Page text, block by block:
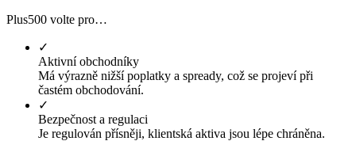
Plus500 volte pro…
✓
Aktivní obchodníky
Má výrazně nižší poplatky a spready, což se projeví při
častém obchodování.
✓
Bezpečnost a regulaci
Je regulován přísněji, klientská aktiva jsou lépe chráněna.